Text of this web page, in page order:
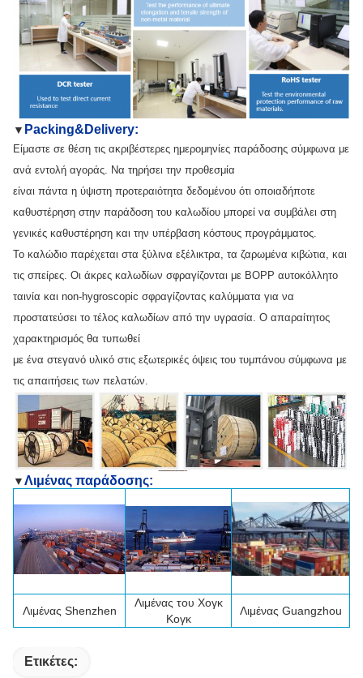
▼ Packing&Delivery:
Είμαστε σε θέση τις ακριβέστερες ημερομηνίες παράδοσης σύμφωνα με
ανά εντολή αγοράς. Να τηρήσει την προθεσμία
είναι πάντα η ύψιστη προτεραιότητα δεδομένου ότι οποιαδήποτε
καθυστέρηση στην παράδοση του καλωδίου μπορεί να συμβάλει στη
γενικές καθυστέρηση και την υπέρβαση κόστους προγράμματος.
Το καλώδιο παρέχεται στα ξύλινα εξέλικτρα, τα ζαρωμένα κιβώτια, και
τις σπείρες. Οι άκρες καλωδίων σφραγίζονται με BOPP αυτοκόλλητο
ταινία και non-hygroscopic σφραγίζοντας καλύμματα για να
προστατεύσει το τέλος καλωδίων από την υγρασία. Ο απαραίτητος
χαρακτηρισμός θα τυπωθεί
με ένα στεγανό υλικό στις εξωτερικές όψεις του τυμπάνου σύμφωνα με
τις απαιτήσεις των πελατών.
▼Λιμένας παράδοσης:
Λιμένας Shenzhen
Λιμένας του Χογκ
Κογκ
Λιμένας Guangzhou
Ετικέτες: